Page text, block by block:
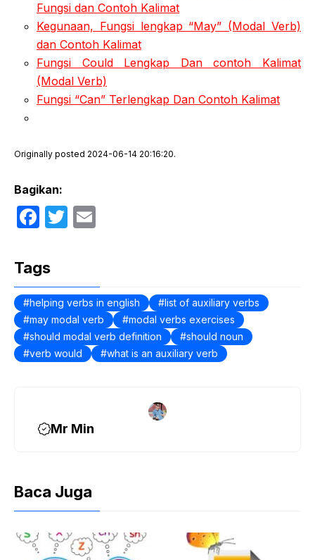
Fungsi dan Contoh Kalimat
Kegunaan, Fungsi lengkap “May” (Modal Verb)
dan Contoh Kalimat
Fungsi Could Lengkap Dan contoh Kalimat
(Modal Verb)
Fungsi “Can” Terlengkap Dan Contoh Kalimat
Originally posted 2024-06-14 20:16:20.
Bagikan:
F
c
e
b
o
o
T
er
Tags
helping verbs in english
list of auxiliary verbs
may modal verb
modal verbs exercises
should modal verb definition
should noun
verb would
what is an auxiliary verb
Mr Min
Baca Juga